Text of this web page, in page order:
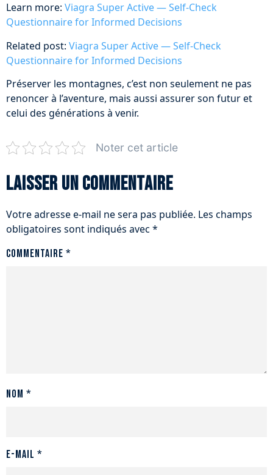
Learn more: Viagra Super Active — Self‑Check
Questionnaire for Informed Decisions
Related post: Viagra Super Active — Self‑Check
Questionnaire for Informed Decisions
Préserver les montagnes, c’est non seulement ne pas
renoncer à l’aventure, mais aussi assurer son futur et
celui des générations à venir.
Noter cet article
Laisser un commentaire
Votre adresse e-mail ne sera pas publiée. Les champs
obligatoires sont indiqués avec *
Commentaire *
Nom *
E-mail *